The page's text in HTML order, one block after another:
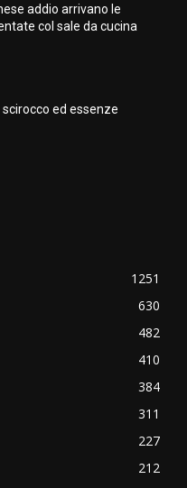
addio arrivano le
col sale da cucina
ed essenze
1251
630
482
410
384
311
227
212